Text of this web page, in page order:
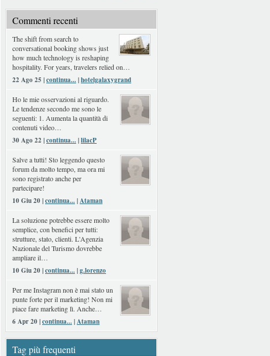
Commenti recenti
The shift from search to
conversational booking shows just
how much technology is reshaping
hospitality. For years, travelers relied on…
22 Ago 25 |continua...|hotelgalaxygrand
Ho le mie osservazioni al riguardo.
Le tendenze secondo me sono le
seguenti: 1. Aumenta la quantità di
contenuti video…
30 Ago 22 |continua...|lilacP
Salve a tutti! Sto leggendo questo
forum da molto tempo, ma ora mi
sono registrato anche per
partecipare!
10 Giu 20 |continua...|Ataman
La soluzione potrebbe essere molto
semplice, con benefici per tutti:
strutture, stato, clienti. L'Agenzia
Nazionale del Turismo dovrebbe
ampliare il…
10 Giu 20 |continua...|g.lorenzo
Per me Instagram non è mai stato un
punte forte per il marketing! Non mi
piace fare marketing lì. Anche…
6 Apr 20 |continua...|Ataman
Tag più frequenti